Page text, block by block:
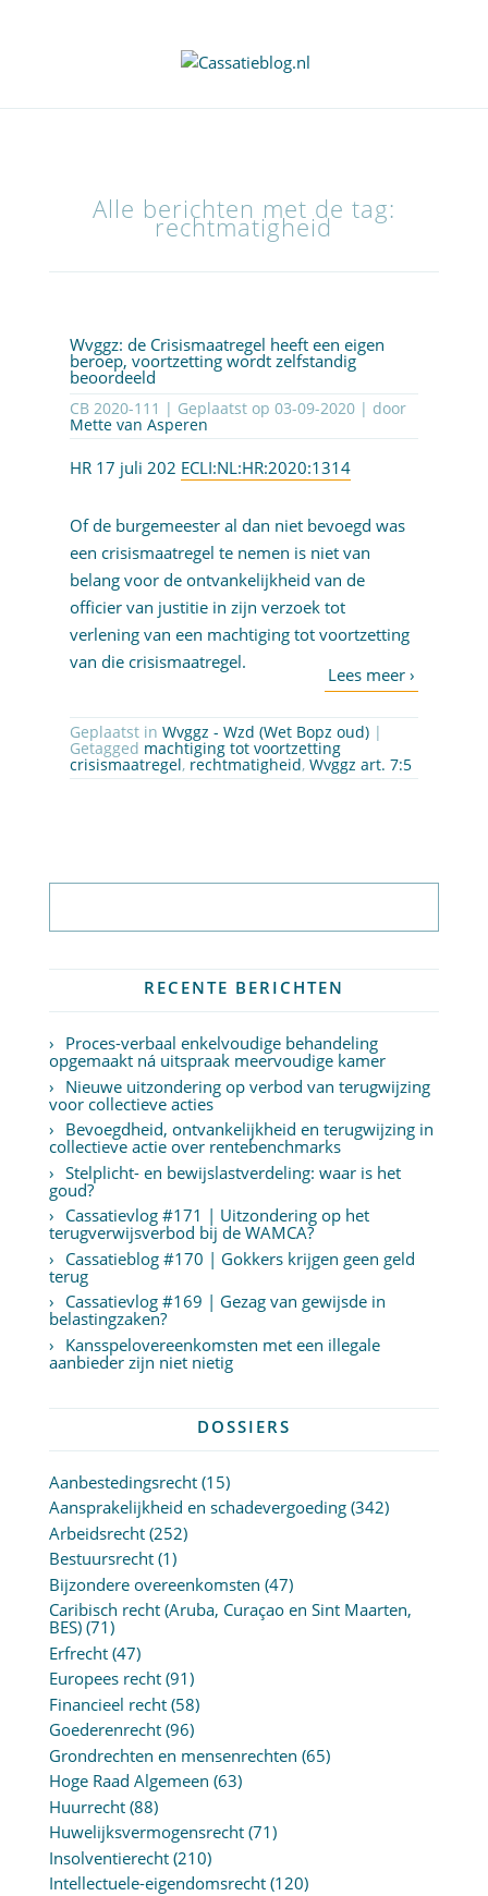
Alle berichten met de tag:
rechtmatigheid
Wvggz: de Crisismaatregel heeft een eigen
beroep, voortzetting wordt zelfstandig
beoordeeld
CB 2020-111 | Geplaatst op 03-09-2020| door
Mette van Asperen
HR 17 juli 202 ECLI:NL:HR:2020:1314
Of de burgemeester al dan niet bevoegd was
een crisismaatregel te nemen is niet van
belang voor de ontvankelijkheid van de
officier van justitie in zijn verzoek tot
verlening van een machtiging tot voortzetting
van die crisismaatregel.
Geplaatst in Wvggz - Wzd (Wet Bopz oud)|
Getagged machtiging tot voortzetting
crisismaatregel, rechtmatigheid, Wvggz art. 7:5
RECENTE BERICHTEN
Proces-verbaal enkelvoudige behandeling
opgemaakt ná uitspraak meervoudige kamer
Nieuwe uitzondering op verbod van terugwijzing
voor collectieve acties
Bevoegdheid, ontvankelijkheid en terugwijzing in
collectieve actie over rentebenchmarks
Stelplicht- en bewijslastverdeling: waar is het
goud?
Cassatievlog #171 | Uitzondering op het
terugverwijsverbod bij de WAMCA?
Cassatieblog #170 | Gokkers krijgen geen geld
terug
Cassatievlog #169 | Gezag van gewijsde in
belastingzaken?
Kansspelovereenkomsten met een illegale
aanbieder zijn niet nietig
DOSSIERS
Aanbestedingsrecht(15)
Aansprakelijkheid en schadevergoeding(342)
Arbeidsrecht(252)
Bestuursrecht(1)
Bijzondere overeenkomsten (47)
Caribisch recht (Aruba, Curaçao en Sint Maarten,
BES)(71)
Erfrecht(47)
Europees recht(91)
Financieel recht(58)
Goederenrecht(96)
Grondrechten en mensenrechten (65)
Hoge Raad Algemeen (63)
Huurrecht(88)
Huwelijksvermogensrecht(71)
Insolventierecht(210)
Intellectuele-eigendomsrecht(120)